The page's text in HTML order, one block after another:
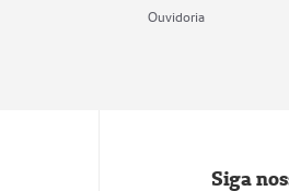
Ouvidoria
Siga